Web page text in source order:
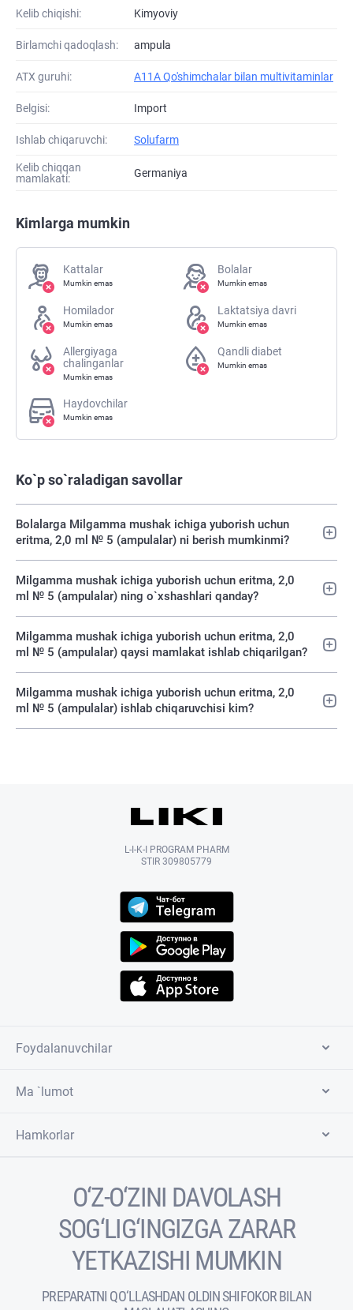
Kelib chiqishi: Kimyoviy
Birlamchi qadoqlash: ampula
ATХ guruhi: A11A Qo'shimchalar bilan multivitaminlar
Belgisi: Import
Ishlab chiqaruvchi: Solufarm
Kelib chiqqan
mamlakati:
Germaniya
Kimlarga mumkin
Kattalar
Mumkin emas
Bolalar
Mumkin emas
Homilador
Mumkin emas
Laktatsiya davri
Mumkin emas
Allergiyaga
chalinganlar
Mumkin emas
Qandli diabet
Mumkin emas
Haydovchilar
Mumkin emas
Ko`p so`raladigan savollar
Bolalarga Milgamma mushak ichiga yuborish uchun
eritma, 2,0 ml № 5 (ampulalar) ni berish mumkinmi?
Milgamma mushak ichiga yuborish uchun eritma, 2,0
ml № 5 (ampulalar) ning o`xshashlari qanday?
Milgamma mushak ichiga yuborish uchun eritma, 2,0
ml № 5 (ampulalar) qaysi mamlakat ishlab chiqarilgan?
Milgamma mushak ichiga yuborish uchun eritma, 2,0
ml № 5 (ampulalar) ishlab chiqaruvchisi kim?
L-I-K-I PROGRAM PHARM
STIR 309805779
Foydalanuvchilar
Ma `lumot
Hamkorlar
O‘Z-O‘ZINI DAVOLASH
SOG‘LIG‘INGIZGA ZARAR
YETKAZISHI MUMKIN
PREPARATNI QO‘LLASHDAN OLDIN SHIFOKOR BILAN